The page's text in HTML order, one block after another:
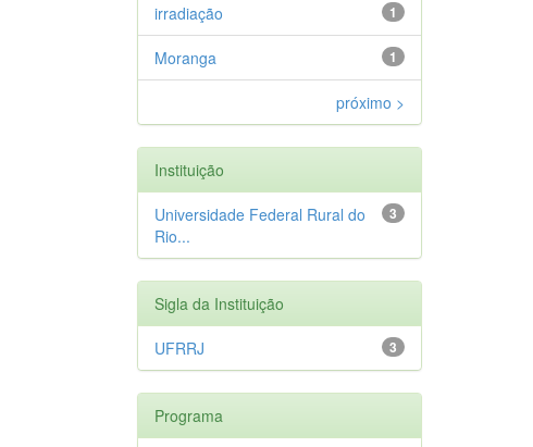
1
irradiação
1
Moranga
próximo >
Instituição
3
Universidade Federal Rural do
Rio...
Sigla da Instituição
3
UFRRJ
Programa